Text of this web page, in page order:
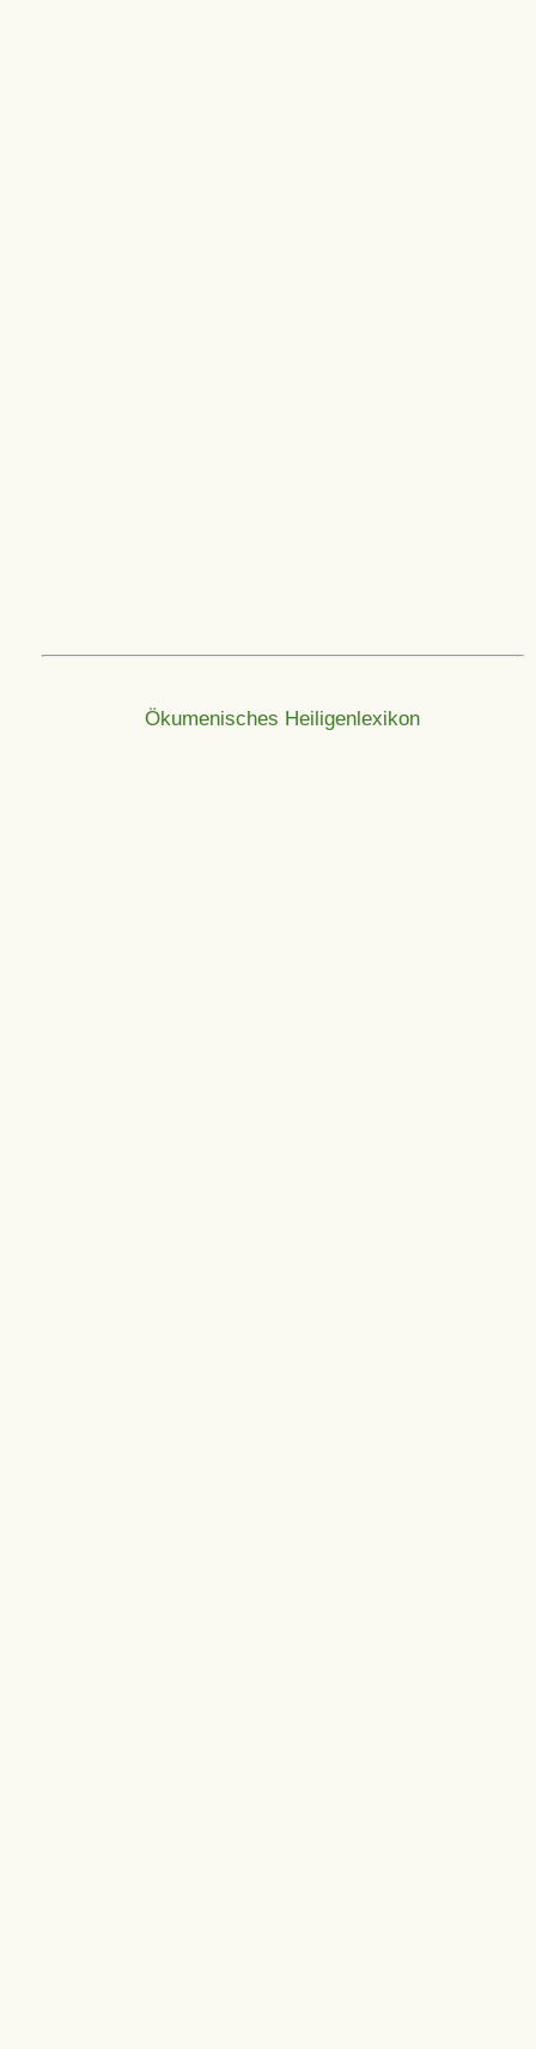
Ökumenisches Heiligenlexikon